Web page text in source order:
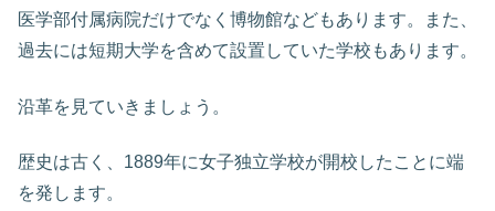
医学部付属病院だけでなく博物館などもあります。また、
過去には短期大学を含めて設置していた学校もあります。
沿革を見ていきましょう。
歴史は古く、1889年に女子独立学校が開校したことに端
を発します。